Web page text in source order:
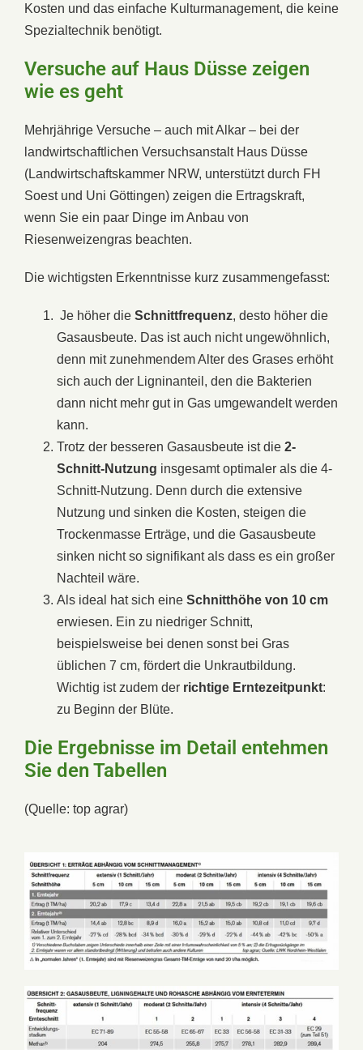
Kosten und das einfache Kulturmanagement, die keine
Spezialtechnik benötigt.
Versuche auf Haus Düsse zeigen
wie es geht
Mehrjährige Versuche – auch mit Alkar – bei der
landwirtschaftlichen Versuchsanstalt Haus Düsse
(Landwirtschaftskammer NRW, unterstützt durch FH
Soest und Uni Göttingen) zeigen die Ertragskraft,
wenn Sie ein paar Dinge im Anbau von
Riesenweizengras beachten.
Die wichtigsten Erkenntnisse kurz zusammengefasst:
Je höher die Schnittfrequenz, desto höher die
Gasausbeute. Das ist auch nicht ungewöhnlich,
denn mit zunehmendem Alter des Grases erhöht
sich auch der Ligninanteil, den die Bakterien
dann nicht mehr gut in Gas umgewandelt werden
kann.
Trotz der besseren Gasausbeute ist die 2-
Schnitt-Nutzung insgesamt optimaler als die 4-
Schnitt-Nutzung. Denn durch die extensive
Nutzung und sinken die Kosten, steigen die
Trockenmasse Erträge, und die Gasausbeute
sinken nicht so signifikant als dass es ein großer
Nachteil wäre.
Als ideal hat sich eine Schnitthöhe von 10 cm
erwiesen. Ein zu niedriger Schnitt,
beispielsweise bei denen sonst bei Gras
üblichen 7 cm, fördert die Unkrautbildung.
Wichtig ist zudem der richtige Erntezeitpunkt:
zu Beginn der Blüte.
Die Ergebnisse im Detail entehmen
Sie den Tabellen
(Quelle: top agrar)